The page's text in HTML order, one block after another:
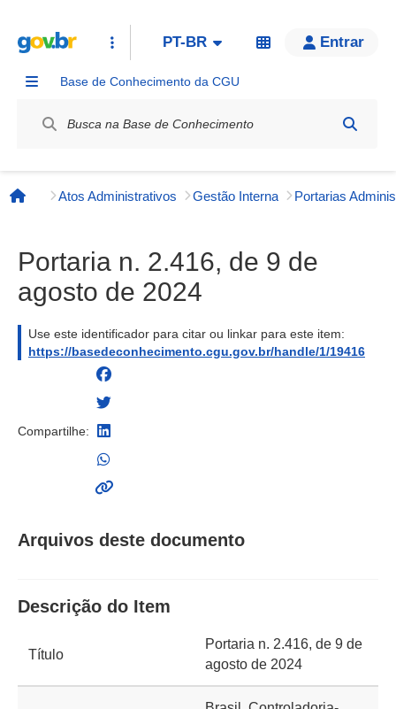
PT-BR Entrar
Base de Conhecimento da CGU
Página inicial
Atos Administrativos Gestão Interna
Portaria n. 2.416, de 9 de
agosto de 2024
Use este identificador para citar ou linkar para este item:
https://basedeconhecimento.cgu.gov.br/handle/1/19416
Compartilhe:
Arquivos deste documento
Descrição do Item
Título
Portaria n. 2.416, de 9 de
agosto de 2024